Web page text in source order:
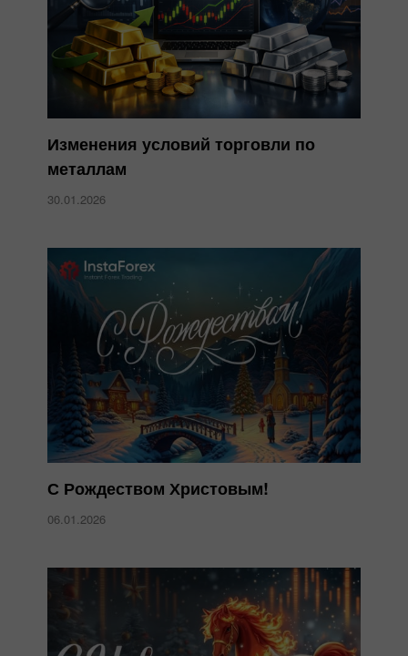
Изменения условий торговли по
металлам
30.01.2026
С Рождеством Христовым!
06.01.2026